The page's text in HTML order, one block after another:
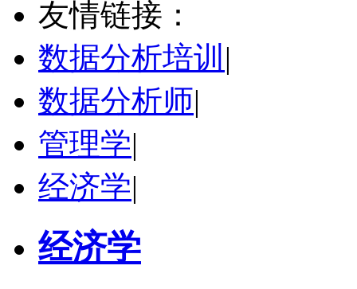
学校：哈尔滨工业大学
立即咨询
友情链接：
数据分析培训 |
数据分析师|
管理学|
经济学|
经济学